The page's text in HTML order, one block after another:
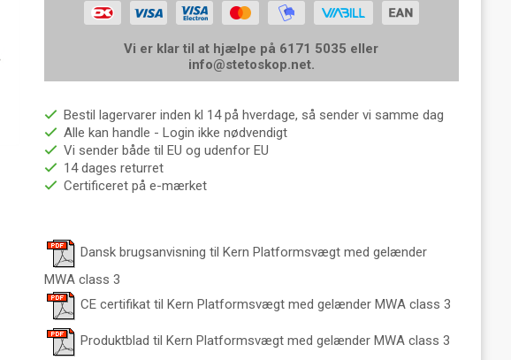
Vi er klar til at hjælpe på 6171 5035 eller
info@stetoskop.net.
Bestil lagervarer inden kl 14 på hverdage, så sender vi samme dag
Alle kan handle - Login ikke nødvendigt
Vi sender både til EU og udenfor EU
14 dages returret
Certificeret på e-mærket
Dansk brugsanvisning til Kern Platformsvægt med gelænder
MWA class 3
CE certifikat til Kern Platformsvægt med gelænder MWA class 3
Produktblad til Kern Platformsvægt med gelænder MWA class 3